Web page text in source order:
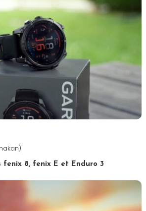
fenix 8, fenix E et Enduro 3